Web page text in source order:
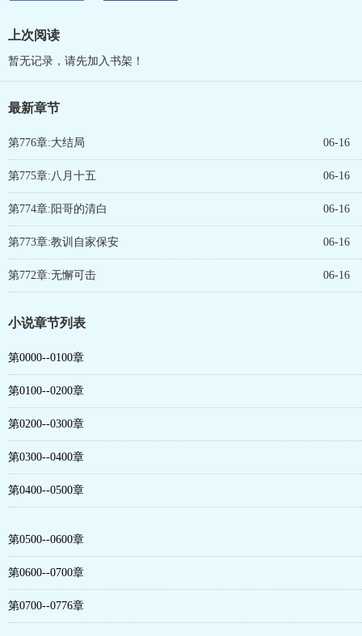
上次阅读
暂无记录，请先加入书架！
最新章节
第776章:大结局 06-16
第775章:八月十五 06-16
第774章:阳哥的清白 06-16
第773章:教训自家保安 06-16
第772章:无懈可击 06-16
小说章节列表
第0000--0100章
第0100--0200章
第0200--0300章
第0300--0400章
第0400--0500章
第0500--0600章
第0600--0700章
第0700--0776章